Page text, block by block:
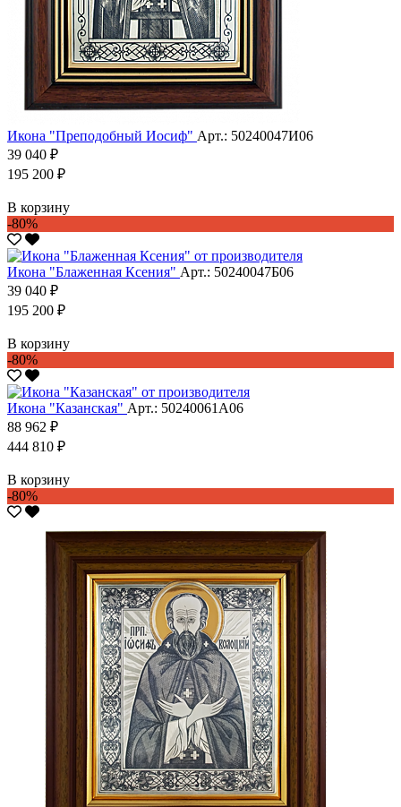
Икона "Преподобный Иосиф" Арт.: 50240047И06
39 040 ₽
195 200 ₽
В корзину
-80%
Икона "Блаженная Ксения" Арт.: 50240047Б06
39 040 ₽
195 200 ₽
В корзину
-80%
Икона "Казанская" Арт.: 50240061А06
88 962 ₽
444 810 ₽
В корзину
-80%